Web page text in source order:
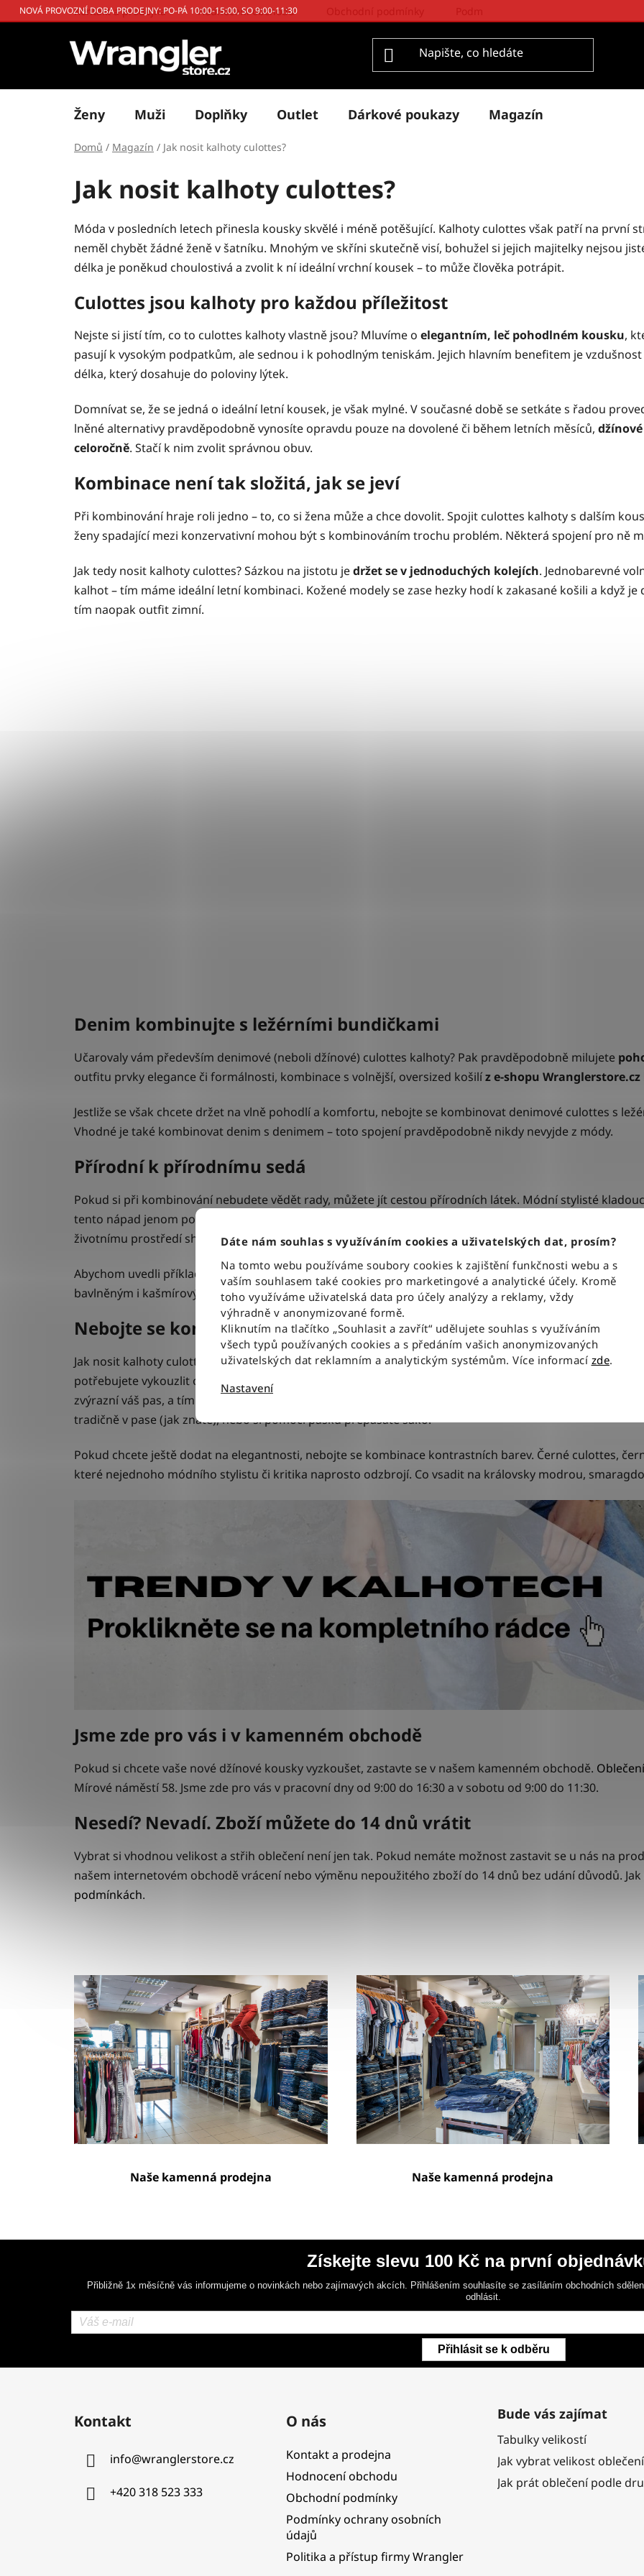
Dáte nám souhlas s využíváním cookies a uživatelských dat, prosím?
Na tomto webu používáme soubory cookies k zajištění funkčnosti webu a s
vaším souhlasem také cookies pro marketingové a analytické účely. Kromě
toho využíváme uživatelská data pro účely analýzy a reklamy, vždy
výhradně v anonymizované formě.
Kliknutím na tlačítko „Souhlasit a zavřít“ udělujete souhlas s využíváním
všech typů používaných cookies a s předáním vašich anonymizovaných
uživatelských dat reklamním a analytickým systémům. Více informací zde.
Nastavení
Přejít
na
NOVÁ PROVOZNÍ DOBA PRODEJNY: PO-PÁ 10:00-15:00, SO 9:00-11:30
Kontakt a prodejna Hodnocení obchodu
Ženy Muži Doplňky Outlet Dárkové poukazy Magazín
Domů / Magazín / Jak nosit kalhoty culottes?
Jak nosit kalhoty culottes?
Móda v posledních letech přinesla kousky skvělé i méně potěšující. Kalhoty culottes však patří na první
neměl chybět žádné ženě v šatníku. Mnohým ve skříni skutečně visí, bohužel si jejich majitelky nejsou
délka je poněkud choulostivá a zvolit k ní ideální vrchní kousek – to může člověka potrápit.
Culottes jsou kalhoty pro každou příležitost
Nejste si jistí tím, co to culottes kalhoty vlastně jsou? Mluvíme o elegantním, leč pohodlném kousku,
pasují k vysokým podpatkům, ale sednou i k pohodlným teniskám. Jejich hlavním benefitem je
délka, který dosahuje do poloviny lýtek.
Domnívat se, že se jedná o ideální letní kousek, je však mylné. V současné době se setkáte s řadou
lněné alternativy pravděpodobně vynosíte opravdu pouze na dovolené či během letních měsíců,
celoročně. Stačí k nim zvolit správnou obuv.
Kombinace není tak složitá, jak se jeví
Při kombinování hraje roli jedno – to, co si žena může a chce dovolit. Spojit culottes kalhoty s dalším
ženy spadající mezi konzervativní mohou být s kombinováním trochu problém. Některá spojení pro ně
Jak tedy nosit kalhoty culottes? Sázkou na jistotu jedržet se v jednoduchých kolejích. Jednobarevné
kalhot – tím máme ideální letní kombinaci. Kožené modely se zase hezky hodí k zakasané košili a když
tím naopak outfit zimní.
Denim kombinujte s ležérními bundičkami
Učarovaly vám především denimové (neboli džínové) culottes kalhoty? Pak pravděpodobně milujete
outfitu prvky elegance či formálnosti, kombinace s volnější, oversized košilíz e-shopu Wranglerstore.cz
Jestliže se však chcete držet na vlně pohodlí a komfortu, nebojte se kombinovat denimové culottes s
Vhodné je také kombinovat denim s denimem – toto spojení pravděpodobně nikdy nevyjde z módy.
Přírodní k přírodnímu sedá
Pokud si při kombinování nebudete vědět rady, můžete jít cestou přírodních látek. Módní stylisté
tento nápad jenom podporují. Domnívat se, že existuje jenom vlna, je mylné. Přírodní materiály – to je
životnímu prostředí shovívavější. A i když je oblečení vyrobené z nich trochu dražší, životnost naopak o
Abychom uvedli příklad, nebojte se kombinovat napříkladbavlněné kousky s vlnou nebo vlnu s
bavlněným i kašmírovým kouskům.
Nebojte se kombinace se sakem
Jak nosit kalhoty culottes v trochu formálnějším duchu? Spojení kalhot a biker bundy či podobné ležérní
potřebujete vykouzlit opravdu elegantní a formální look? Nebojte se spojení se sakem, které bude
zvýrazní váš pas, a tím i
, podobného efektu lze docílit i se sakem delším.
tradičně v pase (jak znáte), nebo si pomocí pásku přepásáte sako.
Pokud chcete ještě dodat na elegantnosti, nebojte se kombinace kontrastních barev. Černé culottes,
které nejednoho módního stylistu či kritika naprosto odzbrojí. Co vsadit na královsky modrou,
Jsme zde pro vás i v kamenném obchodě
Pokud si chcete vaše nové džínové kousky vyzkoušet, zastavte se v našem kamenném obchodě.
Mírové náměstí 58. Jsme zde pro vás v pracovní dny od 9:00 do 16:30 a v sobotu od 9:00 do 11:30.
Nesedí? Nevadí. Zboží můžete do 14 dnů vrátit
Vybrat si vhodnou velikost a střih oblečení není jen tak. Pokud nemáte možnost zastavit se u nás na
našem internetovém obchodě vrácení nebo výměnu nepoužitého zboží do 14 dnů bez udání důvodů.
podmínkách.
Naše kamenná prodejna Naše kamenná prodejna
Získejte slevu 100 Kč na první
Přibližně 1x měsíčně vás informujeme o novinkách nebo zajímavých akcích. Přihlášením souhlasíte se zasíláním obchodních
odhlásit.
Přihlásit se k odběru
Kontakt
info@wranglerstore.cz
+420 318 523 333
O nás
Kontakt a prodejna
Hodnocení obchodu
Obchodní podmínky
Podmínky ochrany osobních
údajů
Politika a přístup firmy Wrangler
Bude vás zajímat
Tabulky velikostí
Jak vybrat velikost oblečení
Jak prát oblečení podle